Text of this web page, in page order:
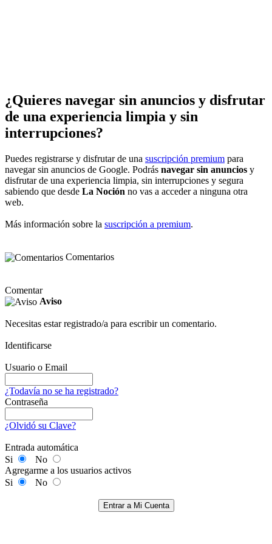
¿Quieres navegar sin anuncios y disfrutar
de una experiencia limpia y sin
interrupciones?
Puedes registrarse y disfrutar de una suscripción premium para
navegar sin anuncios de Google. Podrás navegar sin anuncios y
disfrutar de una experiencia limpia, sin interrupciones y segura
sabiendo que desde La Noción no vas a acceder a ninguna otra
web.
Más información sobre la suscripción a premium.
Comentarios
Comentar
Aviso
Necesitas estar registrado/a para escribir un comentario.
Identificarse
Usuario o Email
¿Todavía no se ha registrado?
Contraseña
¿Olvidó su Clave?
Entrada automática
Si
No
Agregarme a los usuarios activos
Si
No
Entrar a Mi Cuenta